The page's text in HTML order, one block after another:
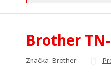
Brother
Značka: Brother